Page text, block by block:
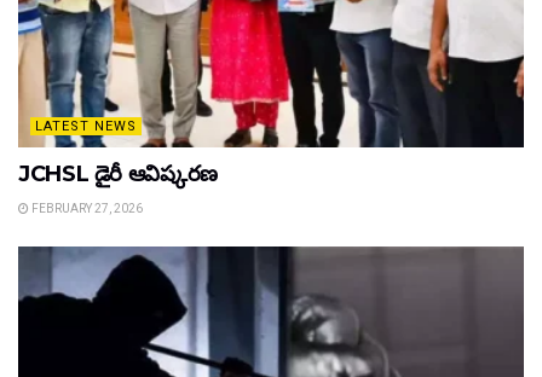
LATEST NEWS
JCHSL డైరీ ఆవిష్కరణ
FEBRUARY 27, 2026